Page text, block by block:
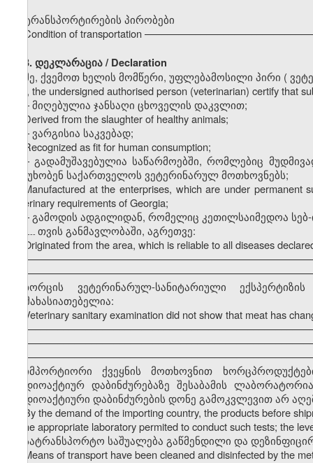
ტრანსპორტირების პირობები
Condition of transportation
3. დეკლარაცია / Declaration
მე, ქვემოთ ხელის მომწერი, უფლებამოსილი პირი (
I, the undersigned authorised person (veterinarian) certify that
–მიღებულია ჯანსაღი ცხოველის დაკვლით;
Derived from the slaughter of healthy animals;
– ვარგისია საკვებად;
Recognized as fit for human consumption;
–გადამუშავებულია საწარმოებში, რომლებიც
პასუხობენ საქართველოს ვეტერინარულ მოთხოვნებს;
Manufactured at the enterprises, which are under
veterinary requirements of Georgia;
–გამოდის ადგილიდან, რომელიც კეთილსაიმედოა
--------- თვის განმავლობაში, აგრეთვე:
Originated from the area, which is reliable to all diseases
ხორცის ვეტერინარულ-სანიტარიული
დამახასიათებელია:
Veterinary sanitary examination did not show that meat has
იმპორტიორი ქვეყნის მოთხოვნით
რადიოაქტიურ დაბინძურებაზე შესაბამის
რადიოაქტიური დაბინძურების დონე გამოკვლევით არ
By the demand of the importing country, the products before
in the appropriate laboratory permited to conduct such tests; the
სატრანსპორტო საშუალება გაწმენდილი და
Means of transport have been cleaned and disinfected by the